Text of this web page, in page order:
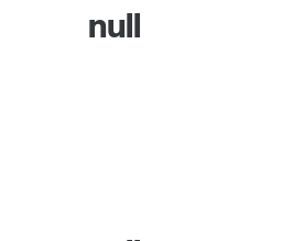
null